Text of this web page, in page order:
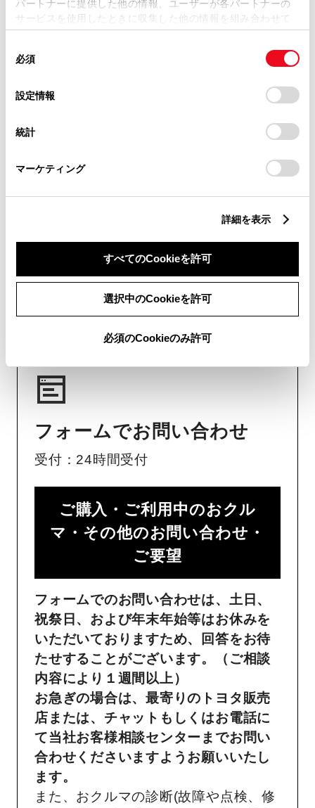
パートナーに提供した他の情報、ユーザーが各パートナーの
サービスを使用したときに収集した他の情報を組み合わせて
使用することがあります。当ウェブサイトの使用を続行する
デバイスにすべてのCookie(クッキー)が保存されることに同
意したことになります。Cookie(クッキー)のオプトアウト、
設定の変更、同意を撤回したりするにあたっては、当社の
「Cookie（クッキー）情報の取り扱いについて
」をご覧くだ
必須
設定情報
統計
マーケティング
詳細を表示
すべてのCookieを許可
選択中のCookieを許可
必須のCookieのみ許可
リコール等情報はこちら
受付：10:00～18:00
チャットでのお問い合わせはお待たせ
フォームでお問い合わせ
受付：24時間受付
ご購入・ご利用中のおクル
マ・その他のお問い合わせ・
ご要望​
フォームでのお問い合わせは、土日、
祝祭日、および年末年始等はお休みを
いただいておりますため、回答をお待
たせすることがございます。（ご相談
内容により１週間以上）
お急ぎの場合は、最寄りのトヨタ販売
店または、チャットもしくはお電話に
て当社お客様相談センターまでお問い
合わせくださいますようお願いいたし
ます。
また、おクルマの診断(故障や点検、修